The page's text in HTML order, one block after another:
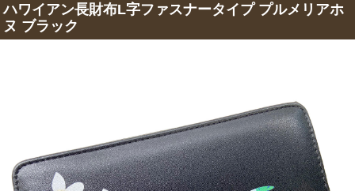
ハワイアン長財布L字ファスナータイプ プルメリアホ
ヌ ブラック